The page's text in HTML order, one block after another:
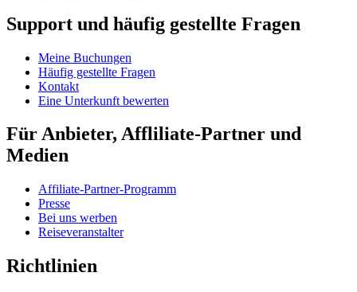
Support und häufig gestellte Fragen
Meine Buchungen
Häufig gestellte Fragen
Kontakt
Eine Unterkunft bewerten
Für Anbieter, Affliliate-Partner und
Medien
Affiliate-Partner-Programm
Presse
Bei uns werben
Reiseveranstalter
Richtlinien